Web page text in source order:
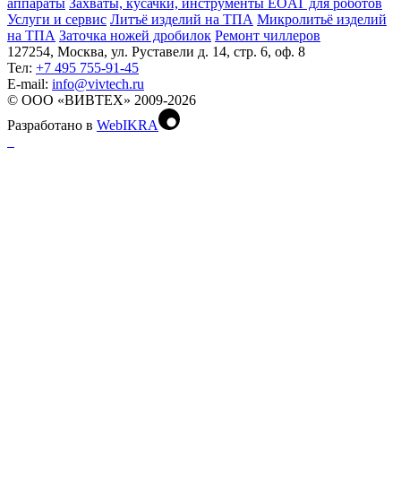
Услуги и сервис Литъё изделий на ТПА Микролитьё изделий
на ТПА Заточка ножей дробилок Ремонт чиллеров
127254, Москва, ул. Руставели д. 14, стр. 6, оф. 8
Тел: +7 495 755-91-45
Е-mail: info@vivtech.ru
© ООО «ВИВТЕХ» 2009-2026
Разработано в WebIKRA